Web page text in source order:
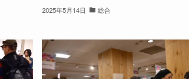
2025年5月14日 総合